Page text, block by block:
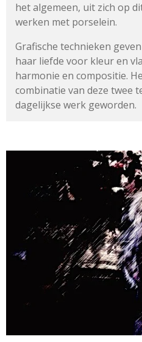
het algemeen, uit zich op
werken met porselein.
Grafische technieken
haar liefde voor kleur en
harmonie en compositie.
combinatie van deze twee
dagelijkse werk geworden.